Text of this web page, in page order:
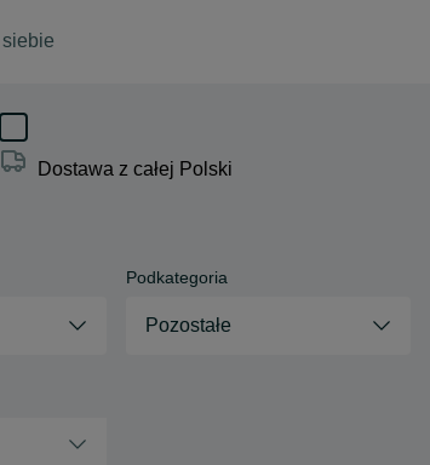
Dostawa z całej Polski
Podkategoria
Pozostałe